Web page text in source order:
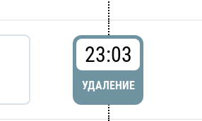
23:03
УДАЛЕНИЕ